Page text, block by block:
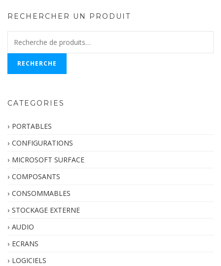
RECHERCHER UN PRODUIT
RECHERCHE
CATEGORIES
PORTABLES
CONFIGURATIONS
MICROSOFT SURFACE
COMPOSANTS
CONSOMMABLES
STOCKAGE EXTERNE
AUDIO
ECRANS
LOGICIELS